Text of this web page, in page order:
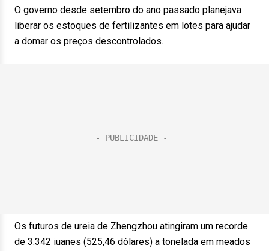
O governo desde setembro do ano passado planejava
liberar os estoques de fertilizantes em lotes para ajudar
a domar os preços descontrolados.
Os futuros de ureia de Zhengzhou atingiram um recorde
de 3.342 iuanes (525,46 dólares) a tonelada em meados